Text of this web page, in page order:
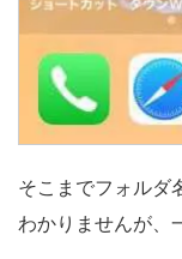
そこまでフォルダ
わかりませんが、